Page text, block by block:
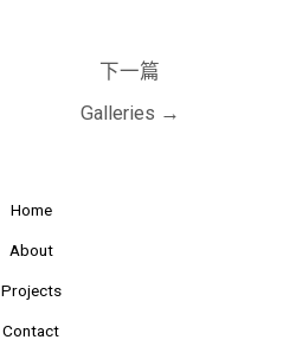
下一篇
Galleries →
Home
About
Projects
Contact